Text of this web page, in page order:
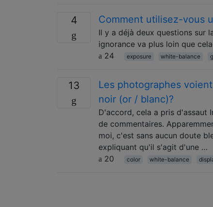
4 Comment utilisez-vous
Il y a déjà deux questions sur
ignorance va plus loin que
24
exposure white-balance
13
Les photographes
noir (or / blanc)?
D'accord, cela a pris d'assaut
de commentaires.
moi, c'est sans aucun doute
expliquant qu'il s'agit d'une …
20
color white-balance